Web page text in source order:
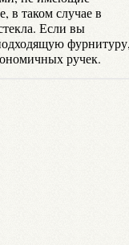
в таком случае в
Если вы
фурнитуру,
ручек.